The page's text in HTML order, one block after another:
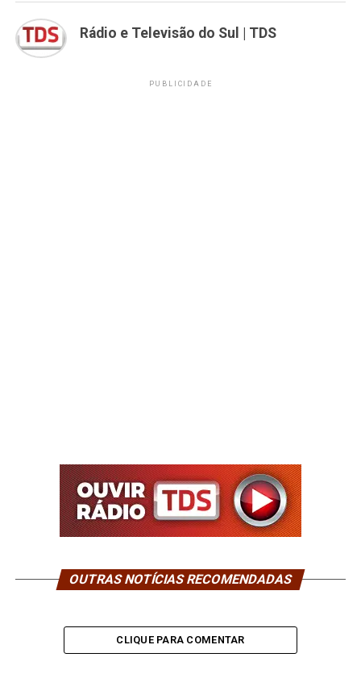
Rádio e Televisão do Sul | TDS
PUBLICIDADE
OUTRAS NOTÍCIAS RECOMENDADAS
CLIQUE PARA COMENTAR